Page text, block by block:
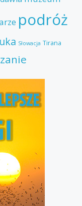
podróż
Słowacja Tirana